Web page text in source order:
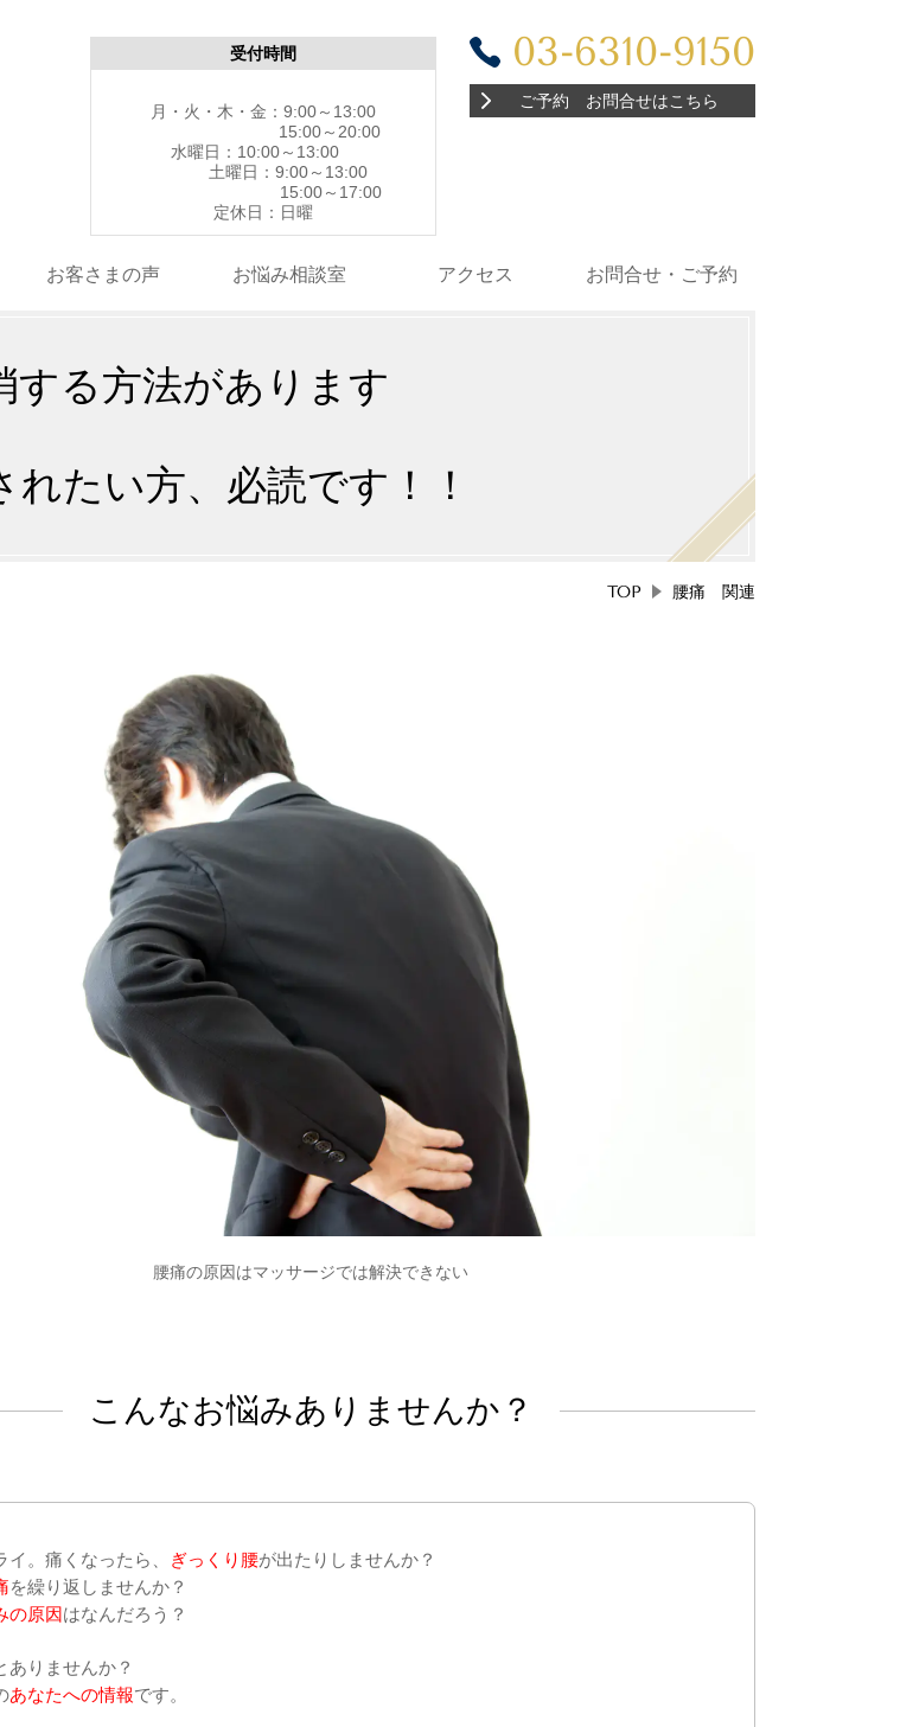
受付時間
月・火・木・金：9:00～13:00
15:00～20:00
水曜日：10:00～13:00
土曜日：9:00～13:00
15:00～17:00
定休日：日曜
03-6310-9150
ご予約 お問合せはこちら
お客さまの声 お悩み相談室 アクセス お問合せ・ご予約
する方法があります
れたい方、必読です！！
TOP 腰痛 関連
腰痛の原因はマッサージでは解決できない
こんなお悩みありませんか？
。痛くなったら、 ぎっくり腰が出たりしませんか？
を繰り返しませんか？
の原因はなんだろう？
ありませんか？
あなたへの情報です。